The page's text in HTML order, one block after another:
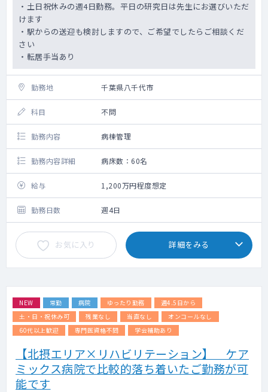
の一次読影）
専門外の場合は、院長をはじめとした常勤医
二次読影：胸部・胃部・乳腺
・土日祝休みの週4日勤務。平日の研究日は先生にお選びいただ
けます
・駅からの送迎も検討しますので、ご希望でしたらご相談くだ
さい
・転居手当あり
勤務地 千葉県八千代市
科目 不問
勤務内容 病棟管理
勤務内容詳細 病床数：60名
給与 1,200万円程度想定
勤務日数 週4日
お気に入り 詳細をみる
NEW 常勤 病院 ゆったり勤務
週4.5日から
土・日・祝休み可
残業なし 当直なし
オンコールなし
60代以上歓迎
専門医資格不問 学会補助あり
【北摂エリア×リハビリテーション】 ケア
ミックス病院で比較的落ち着いたご勤務が可
能です